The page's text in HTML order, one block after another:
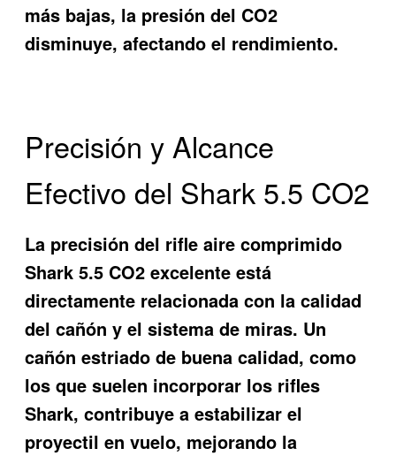
más bajas, la presión del CO2
disminuye, afectando el rendimiento.
Precisión y Alcance
Efectivo del Shark 5.5 CO2
La precisión del rifle aire comprimido
Shark 5.5 CO2 excelente está
directamente relacionada con la calidad
del cañón y el sistema de miras. Un
cañón estriado de buena calidad, como
los que suelen incorporar los rifles
Shark, contribuye a estabilizar el
proyectil en vuelo, mejorando la